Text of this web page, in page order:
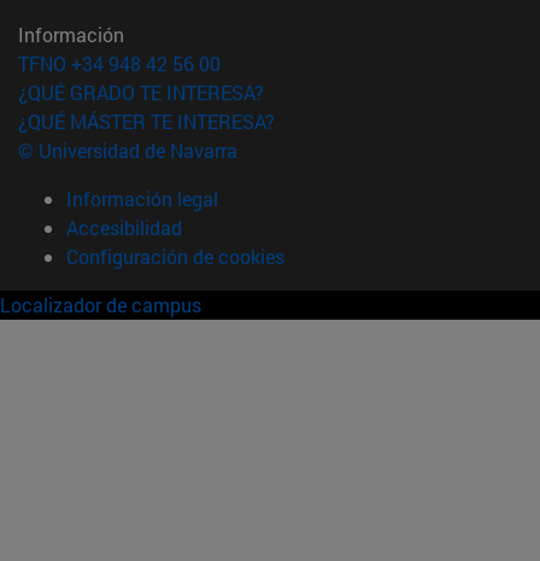
Información
TFNO +34 948 42 56 00
¿QUÉ GRADO TE INTERESA?
¿QUÉ MÁSTER TE INTERESA?
© Universidad de Navarra
Información legal
Accesibilidad
Configuración de cookies
Localizador de campus